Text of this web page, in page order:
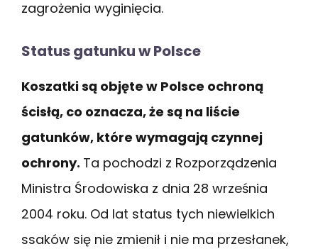
zagrożenia wyginięcia.
Status gatunku w Polsce
Koszatki są objęte w Polsce ochroną
ścisłą, co oznacza, że są na liście
gatunków, które wymagają czynnej
ochrony. Ta pochodzi z Rozporządzenia
Ministra Środowiska z dnia 28 września
2004 roku. Od lat status tych niewielkich
ssaków się nie zmienił i nie ma przesłanek,